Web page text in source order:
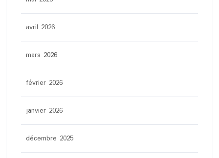
avril 2026
mars 2026
février 2026
janvier 2026
décembre 2025